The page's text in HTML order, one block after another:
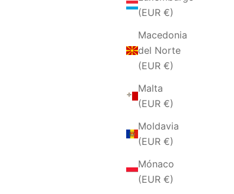
(EUR €)
Macedonia
del Norte
(EUR €)
Malta
(EUR €)
Moldavia
(EUR €)
Mónaco
(EUR €)